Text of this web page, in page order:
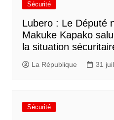
Sécurité
Lubero : Le Député
Makuke Kapako
la situation
La République 31
Sécurité